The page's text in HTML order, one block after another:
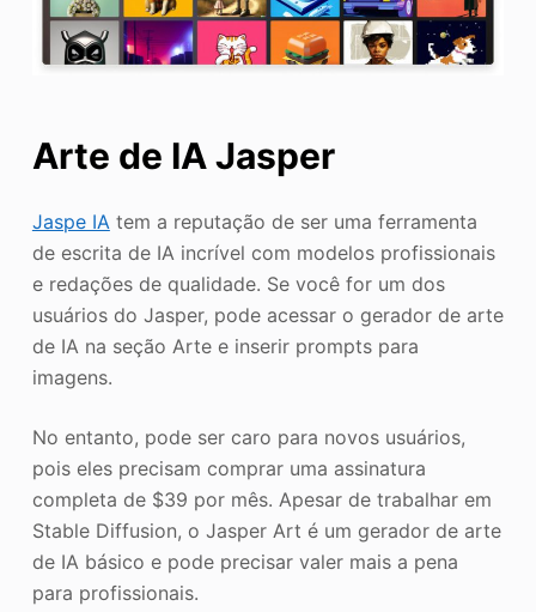
Arte de IA Jasper
Jaspe IAtem a reputação de ser uma ferramenta
de escrita de IA incrível com modelos profissionais
e redações de qualidade. Se você for um dos
usuários do Jasper, pode acessar o gerador de arte
de IA na seção Arte e inserir prompts para
imagens.
No entanto, pode ser caro para novos usuários,
pois eles precisam comprar uma assinatura
completa de $39 por mês. Apesar de trabalhar em
Stable Diffusion, o Jasper Art é um gerador de arte
de IA básico e pode precisar valer mais a pena
para profissionais.